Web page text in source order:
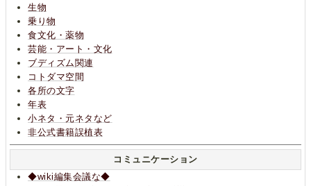
生物
乗り物
食文化・薬物
芸能・アート・文化
ブディズム関連
コトダマ空間
各所の文字
年表
小ネタ・元ネタなど
非公式書籍誤植表
コミュニケーション
◆wiki編集会議な◆